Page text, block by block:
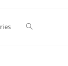
Toggle